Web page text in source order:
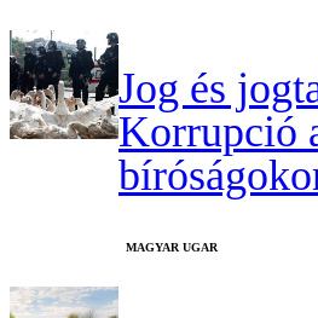
Jog és
Korrupció
MAGYAR UGAR